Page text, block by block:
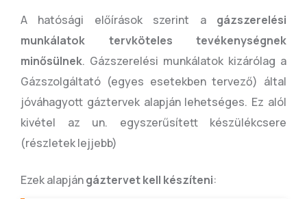
A hatósági előírások szerint a gázszerelési
munkálatok tervköteles tevékenységnek
minősülnek. Gázszerelési munkálatok kizárólag a
Gázszolgáltató (egyes esetekben tervező) által
jóváhagyott gáztervek alapján lehetséges. Ez alól
kivétel az un. egyszerűsített készülékcsere
(részletek lejjebb)
Ezek alapjángáztervet kell készíteni: